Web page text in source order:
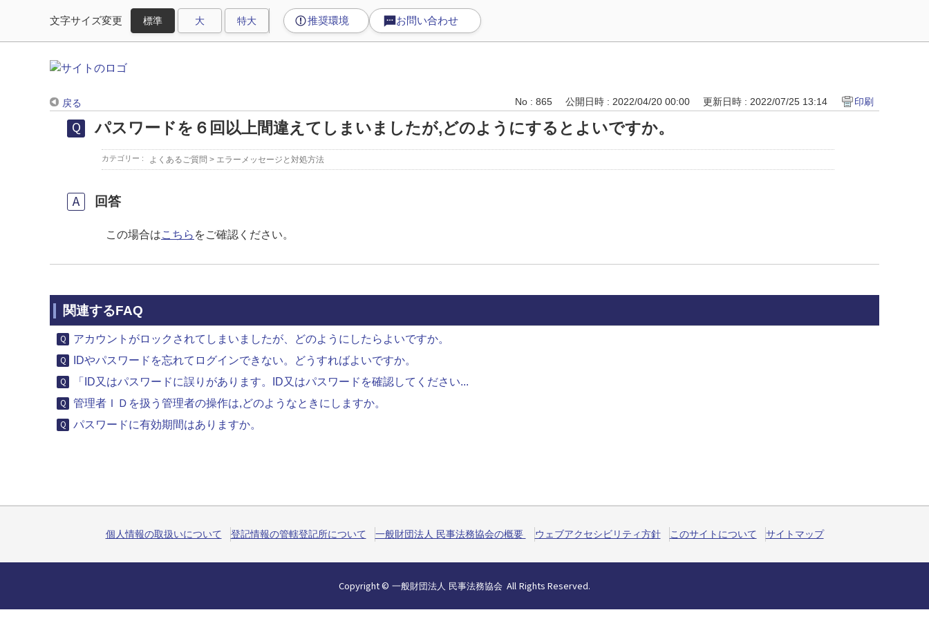
文字サイズ変更 推奨環境 お問い合わせ
戻る No : 865 公開日時 : 2022/04/20 00:00 更新日時 : 2022/07/25 13:14 印刷
パスワードを６回以上間違えてしまいましたが,どのようにするとよいですか。
カテゴリー : よくあるご質問 > エラーメッセージと対処方法
回答
この場合はこちら をご確認ください。
関連するFAQ
アカウントがロックされてしまいましたが、どのようにしたらよいですか。
IDやパスワードを忘れてログインできない。どうすればよいですか。
「ID又はパスワードに誤りがあります。ID又はパスワードを確認してください...
管理者ＩＤを扱う管理者の操作は,どのようなときにしますか。
パスワードに有効期間はありますか。
個人情報の取扱いについて 登記情報の管轄登記所について 一般財団法人 民事法務協会の概要 ウェブアクセシビリティ方針 このサイトについて サイトマップ
Copyright© 一般財団法人 民事法務協会 All Rights Reserved.